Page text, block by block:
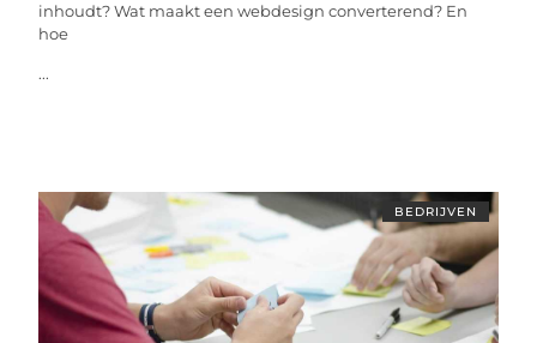
inhoudt? Wat maakt een webdesign converterend? En
hoe
...
BEDRIJVEN